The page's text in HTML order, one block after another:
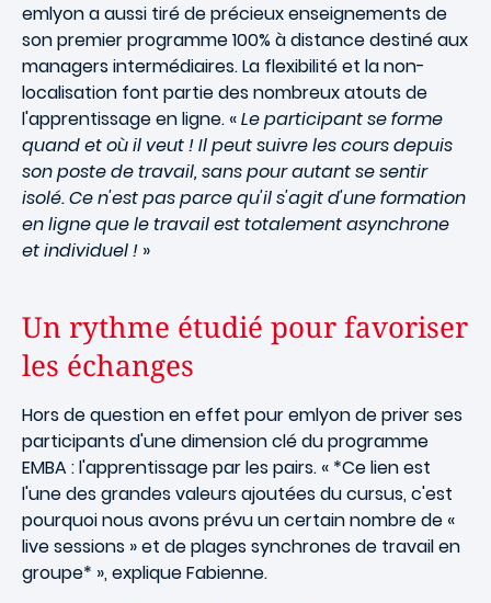
emlyon a aussi tiré de précieux enseignements de
son premier programme 100% à distance destiné aux
managers intermédiaires. La flexibilité et la non-
localisation font partie des nombreux atouts de
l'apprentissage en ligne. «Le participant se forme
quand et où il veut ! Il peut suivre les cours depuis
son poste de travail, sans pour autant se sentir
isolé. Ce n'est pas parce qu'il s'agit d'une formation
en ligne que le travail est totalement asynchrone
et individuel ! »
Un rythme étudié pour favoriser
les échanges
Hors de question en effet pour emlyon de priver ses
participants d'une dimension clé du programme
EMBA : l'apprentissage par les pairs. « *Ce lien est
l'une des grandes valeurs ajoutées du cursus, c'est
pourquoi nous avons prévu un certain nombre de «
live sessions » et de plages synchrones de travail en
groupe* », explique Fabienne.